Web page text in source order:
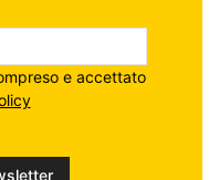
e accettato